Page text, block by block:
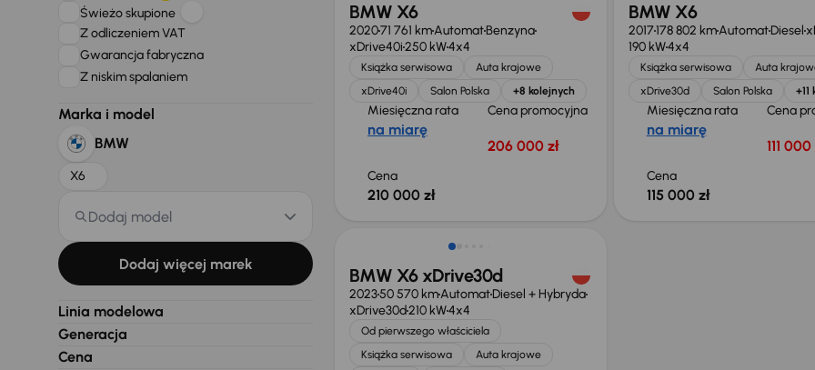
Świeżo skupione
Z odliczeniem VAT
Gwarancja fabryczna
Z niskim spalaniem
Marka i model
BMW
X6
Dodaj model
Dodaj więcej marek
Linia modelowa
Generacja
Cena
BMW X6
202071 761 kmAutomatBenzyna
xDrive40i250 kW4x4
Książka serwisowa
Auta krajowe
xDrive40i
Salon Polska +8 kolejnych
Miesięczna rata
na miarę
Cena promocyjna
206 000 zł
Cena
210 000 zł
BMW X6
2017178 802 kmAutomatDiesel
190 kW4x4
Książka serwisowa
Auta
xDrive30d
Salon Polska
Miesięczna rata
na miarę
Cena
111 000
Cena
115 000 zł
BMW X6 xDrive30d
202350 570 kmAutomatDiesel + Hybryda
xDrive30d210 kW4x4
Od pierwszego właściciela
Książka serwisowa
Auta krajowe